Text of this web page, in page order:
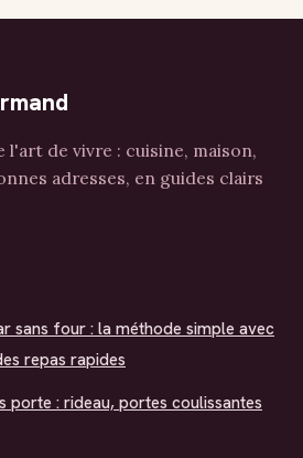
?
sécuriser vos
l'art de vivre : cuisine, maison,
adresses, en guides clairs
sans four : la méthode simple avec
repas rapides
porte : rideau, portes coulissantes